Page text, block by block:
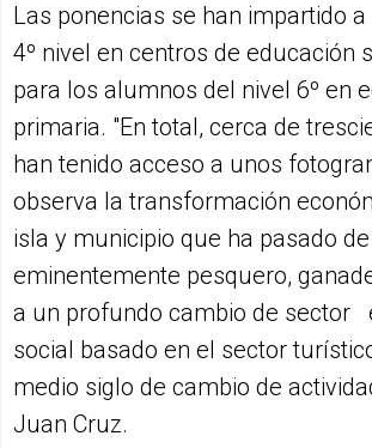
Las ponencias se han impartido
4º nivel en centros de educación
para los alumnos del nivel 6º en
primaria. "En total, cerca de
han tenido acceso a unos
observa la transformación
isla y municipio que ha pasado
eminentemente pesquero,
a un profundo cambio de sector
social basado en el sector
medio siglo de cambio de
Juan Cruz.